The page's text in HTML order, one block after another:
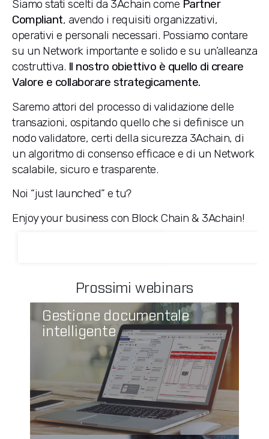
Siamo stati scelti da 3Achain come Partner
Compliant, avendo i requisiti organizzativi,
operativi e personali necessari. Possiamo contare
su un Network importante e solido e su un’alleanza
costruttiva. Il nostro obiettivo è quello di creare
Valore e collaborare strategicamente.
Saremo attori del processo di validazione delle
transazioni, ospitando quello che si definisce un
nodo validatore, certi della sicurezza 3Achain, di
un algoritmo di consenso efficace e di un Network
scalabile, sicuro e trasparente.
Noi “just launched” e tu?
Enjoy your business con Block Chain & 3Achain!
Prossimi webinars
Gestione documentale
intelligente